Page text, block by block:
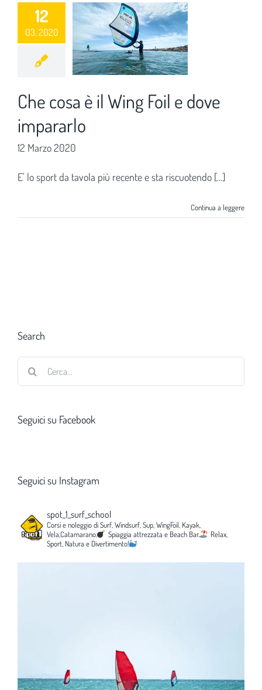
12
03, 2020
Che cosa è il Wing Foil e dove
impararlo
12 Marzo 2020
E' lo sport da tavola più recente e sta riscuotendo [...]
Continua a leggere
Search
Seguici su Facebook
Seguici su Instagram
spot_1_surf_school
Corsi e noleggio di Surf, Windsurf, Sup, WingFoil, Kayak,
Vela,Catamarano.
Spiaggia attrezzata e Beach Bar.
Relax,
Sport, Natura e Divertimento!